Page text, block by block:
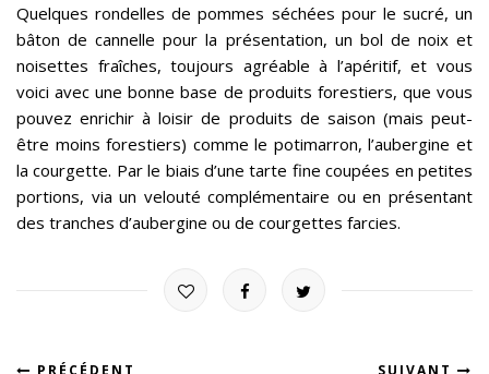
Quelques rondelles de pommes séchées pour le sucré, un
bâton de cannelle pour la présentation, un bol de noix et
noisettes fraîches, toujours agréable à l’apéritif, et vous
voici avec une bonne base de produits forestiers, que vous
pouvez enrichir à loisir de produits de saison (mais peut-
être moins forestiers) comme le potimarron, l’aubergine et
la courgette. Par le biais d’une tarte fine coupées en petites
portions, via un velouté complémentaire ou en présentant
des tranches d’aubergine ou de courgettes farcies.
PRÉCÉDENT SUIVANT